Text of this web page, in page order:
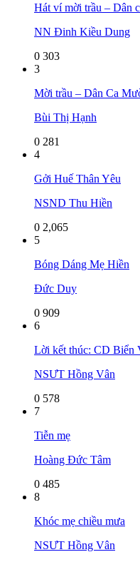
Hát ví mời trầu – Dân
NN Đinh Kiều Dung
0 303
3
Mời trầu – Dân Ca
Bùi Thị Hạnh
0 281
4
Gởi Huế Thân Yêu
NSND Thu Hiền
0 2,065
5
Bóng Dáng Mẹ Hiền
Đức Duy
0 909
6
Lời kết thúc: CD Biển
NSƯT Hồng Vân
0 578
7
Tiễn mẹ
Hoàng Đức Tâm
0 485
8
Khóc mẹ chiều mưa
NSƯT Hồng Vân